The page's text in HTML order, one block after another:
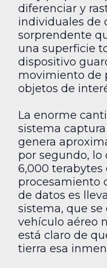
diferenciar y
individuales de
sorprendente
una superficie
dispositivo
movimiento de
objetos de
La enorme
sistema
genera
por segundo, lo
6,000 terabytes
procesamiento
de datos es
sistema, que
vehículo aéreo
está claro de
tierra esa